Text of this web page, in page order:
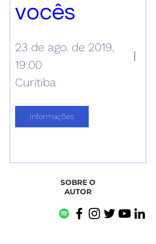
vocês
23 de ago. de 2019,
19:00
Curitiba
Informações
SOBRE O
AUTOR